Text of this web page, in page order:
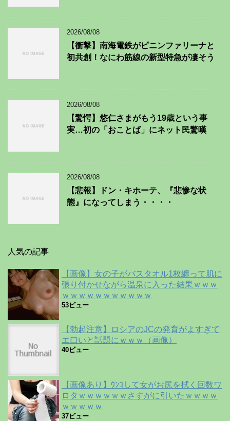
2026/08/08
【衝撃】南海電鉄がピニンファリーナと
初共創！なにわ筋線の新型特急が凄そう
2026/08/08
【驚愕】悠仁さまがもう19歳という事
実…初の「おことば」にネット民驚嘆
2026/08/08
【悲報】ドン・キホーテ、『悲惨な状
態』になってしまう・・・・
人気の記事
【画像】女の子がバスタオル1枚纏って肌に
張り付かせながら温泉に入った結果ｗｗｗ
ｗｗｗｗｗｗｗｗｗｗｗ
53ビュー
【勃起注意】ロシアのJCの発育がよすぎて
エ口いと話題にｗｗｗ（画像）
40ビュー
【画像あり】ｳﾝｺして女がお尻を拭く回数ワ
ロタｗｗｗｗｗｗさすがに引いたｗｗｗｗ
ｗｗｗｗｗ
37ビュー